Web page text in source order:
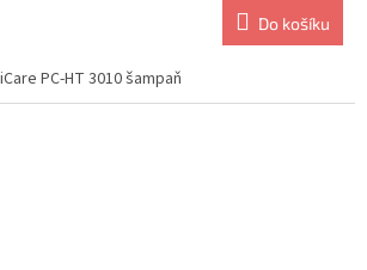
Do košíku
PC-HT 3010 šampaň